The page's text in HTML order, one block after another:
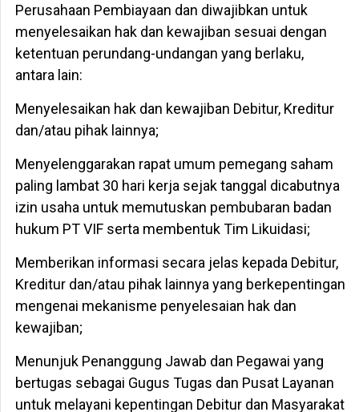
Perusahaan Pembiayaan dan diwajibkan untuk
menyelesaikan hak dan kewajiban sesuai dengan
ketentuan perundang-undangan yang berlaku,
antara lain:
Menyelesaikan hak dan kewajiban Debitur, Kreditur
dan/atau pihak lainnya;
Menyelenggarakan rapat umum pemegang saham
paling lambat 30 hari kerja sejak tanggal dicabutnya
izin usaha untuk memutuskan pembubaran badan
hukum PT VIF serta membentuk Tim Likuidasi;
Memberikan informasi secara jelas kepada Debitur,
Kreditur dan/atau pihak lainnya yang berkepentingan
mengenai mekanisme penyelesaian hak dan
kewajiban;
Menunjuk Penanggung Jawab dan Pegawai yang
bertugas sebagai Gugus Tugas dan Pusat Layanan
untuk melayani kepentingan Debitur dan Masyarakat